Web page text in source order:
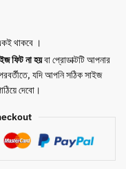
থাকবে ।
ফিট না হয়বা প্রোডাক্টটি আপনার
যদি আপনি সঠিক সাইজ
দেবো।